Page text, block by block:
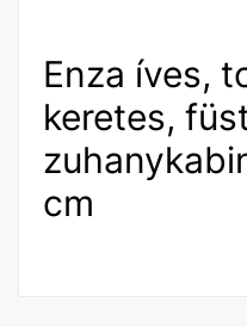
Enza íves,
keretes,
cm